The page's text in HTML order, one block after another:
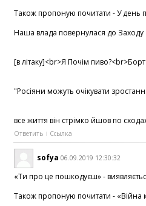
Також пропоную почитати - У день
Наша влада повернулася до Заходу
[в літаку]<br>Я Почім
"Росіяни можуть очікувати
все життя він стрімко йшов по
Ответить Ссылка
sofya 06.09.2019 12:30:32
«Ти про це пошкодуєш» -
Також пропоную почитати - «Війна